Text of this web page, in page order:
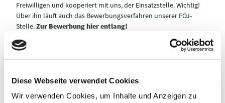
Diese Webseite verwendet Cookies
Wir verwenden Cookies, um Inhalte und Anzeigen zu
Freiwilligen und kooperiert mit uns, der Einsatzstelle. Wichtig!
Über ihn läuft auch das Bewerbungsverfahren unserer FÖJ-
Stelle.Zur Bewerbung hier entlang!